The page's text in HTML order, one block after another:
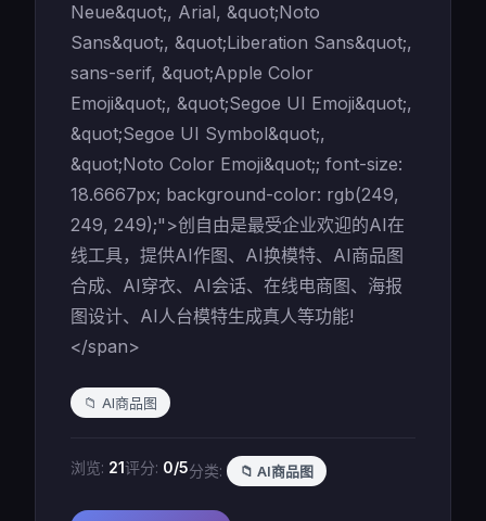
Neue&quot;, Arial, &quot;Noto
Sans&quot;, &quot;Liberation Sans&quot;,
sans-serif, &quot;Apple Color
Emoji&quot;, &quot;Segoe UI Emoji&quot;,
&quot;Segoe UI Symbol&quot;,
&quot;Noto Color Emoji&quot;; font-size:
18.6667px; background-color: rgb(249,
249, 249);">创自由是最受企业欢迎的AI在
线工具，提供AI作图、AI换模特、AI商品图
合成、AI穿衣、AI会话、在线电商图、海报
图设计、AI人台模特生成真人等功能!
</span>
📁 AI商品图
浏览: 21评分: 0/5分类: 📁 AI商品图